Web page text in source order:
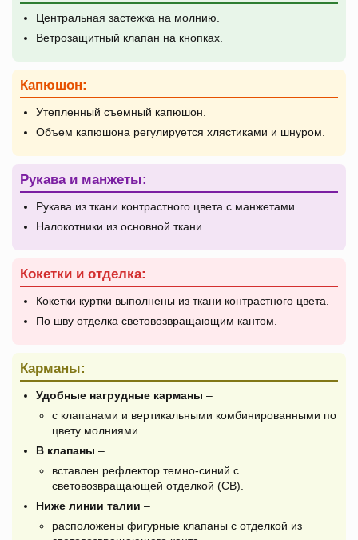
Центральная застежка на молнию.
Ветрозащитный клапан на кнопках.
Капюшон:
Утепленный съемный капюшон.
Объем капюшона регулируется хлястиками и шнуром.
Рукава и манжеты:
Рукава из ткани контрастного цвета с манжетами.
Налокотники из основной ткани.
Кокетки и отделка:
Кокетки куртки выполнены из ткани контрастного цвета.
По шву отделка световозвращающим кантом.
Карманы:
Удобные нагрудные карманы –
с клапанами и вертикальными комбинированными по
цвету молниями.
В клапаны –
вставлен рефлектор темно-синий с
световозвращающей отделкой (СВ).
Ниже линии талии –
расположены фигурные клапаны с отделкой из